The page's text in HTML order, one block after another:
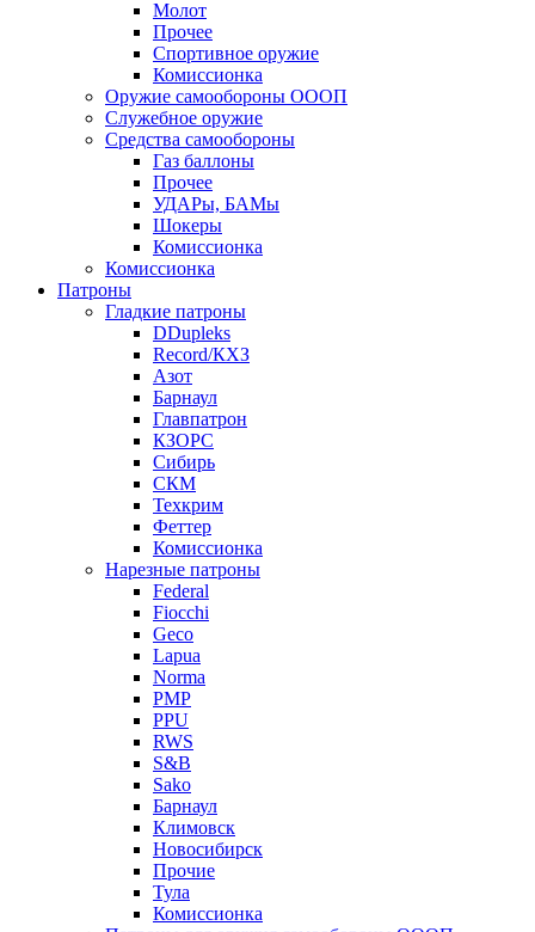
Молот
Прочее
Спортивное оружие
Комиссионка
Оружие самообороны ОООП
Служебное оружие
Средства самообороны
Газ баллоны
Прочее
УДАРы, БАМы
Шокеры
Комиссионка
Комиссионка
Патроны
Гладкие патроны
DDupleks
Record/КХЗ
Азот
Барнаул
Главпатрон
КЗОРС
Сибирь
СКМ
Техкрим
Феттер
Комиссионка
Нарезные патроны
Federal
Fiocchi
Geco
Lapua
Norma
PMP
PPU
RWS
S&B
Sako
Барнаул
Климовск
Новосибирск
Прочие
Тула
Комиссионка